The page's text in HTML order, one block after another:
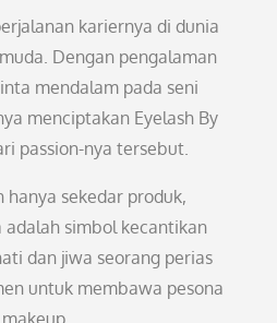
kariernya di dunia
Dengan pengalaman
mendalam pada seni
menciptakan Eyelash By
passion-nya tersebut.
hanya sekedar produk,
simbol kecantikan
dan jiwa seorang perias
untuk membawa pesona